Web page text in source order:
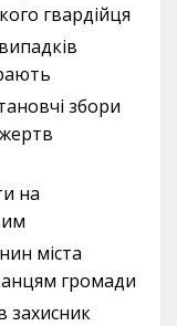
гвардійця
збори
на
міста
громади
захисник